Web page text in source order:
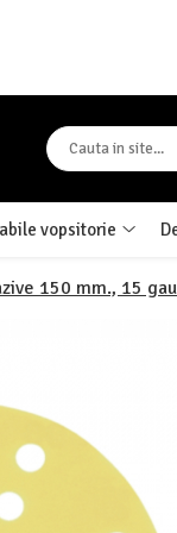
vopsitorie
150 mm., 15